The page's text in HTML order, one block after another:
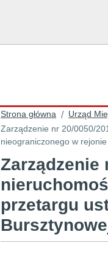
Strona główna / Urząd
Zarządzenie nr 20/0050/
nieograniczonego w
Zarządzenie
przetargu